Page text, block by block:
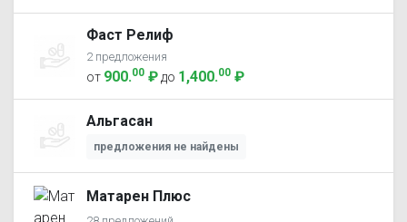
Фаст Релиф
2 предложения
от 900.00 ₽ до 1,400.00 ₽
Альгасан
предложения не найдены
Матарен Плюс